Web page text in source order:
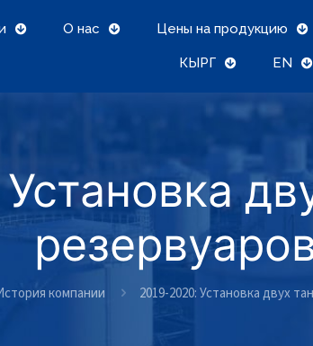
О нас Цены на продукцию
КЫРГ EN
компании 2019-2020: Установка двух